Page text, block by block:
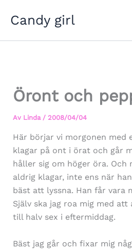
Candy girl
Öront och
Av Linda / 2008/04/04
Här börjar vi morgonen med
klagar på ont i örat och går
håller sig om höger öra. Och
aldrig klagar, inte ens när
bäst att lyssna. Han får vara
Själv ska jag roa mig med att
till halv sex i eftermiddag.
Bäst jag går och fixar mig